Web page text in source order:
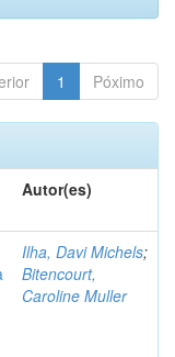
1 Póximo
Autor(es)
Ilha, Davi Michels;
Bitencourt,
Caroline Muller